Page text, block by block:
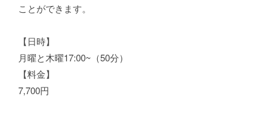
ことができます。
【日時】
月曜と木曜17:00~（50分）
【料金】
7,700円